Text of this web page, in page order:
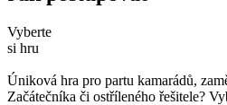
Vyberte
si hru
Úniková hra pro partu kamarádů,
Začátečníka či ostříleného řešitele?